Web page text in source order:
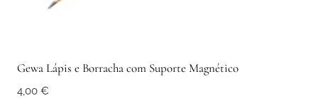
Gewa Lápis e Borracha com Suporte Magnético
4,00 €